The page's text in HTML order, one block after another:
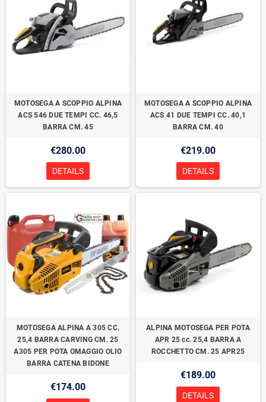
MOTOSEGA A SCOPPIO ALPINA
ACS 546 DUE TEMPI CC. 46,5
BARRA CM. 45
€280.00
DETAILS
MOTOSEGA A SCOPPIO ALPINA
ACS 41 DUE TEMPI CC. 40,1
BARRA CM. 40
€219.00
DETAILS
MOTOSEGA ALPINA A 305 CC.
25,4 BARRA CARVING CM. 25
A305 PER POTA OMAGGIO OLIO
BARRA CATENA BIDONE
€174.00
ALPINA MOTOSEGA PER POTA
APR 25 cc. 25,4 BARRA A
ROCCHETTO CM. 25 APR25
€189.00
DETAILS